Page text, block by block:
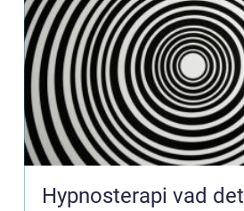
Hypnosterapi vad det Är, hur det